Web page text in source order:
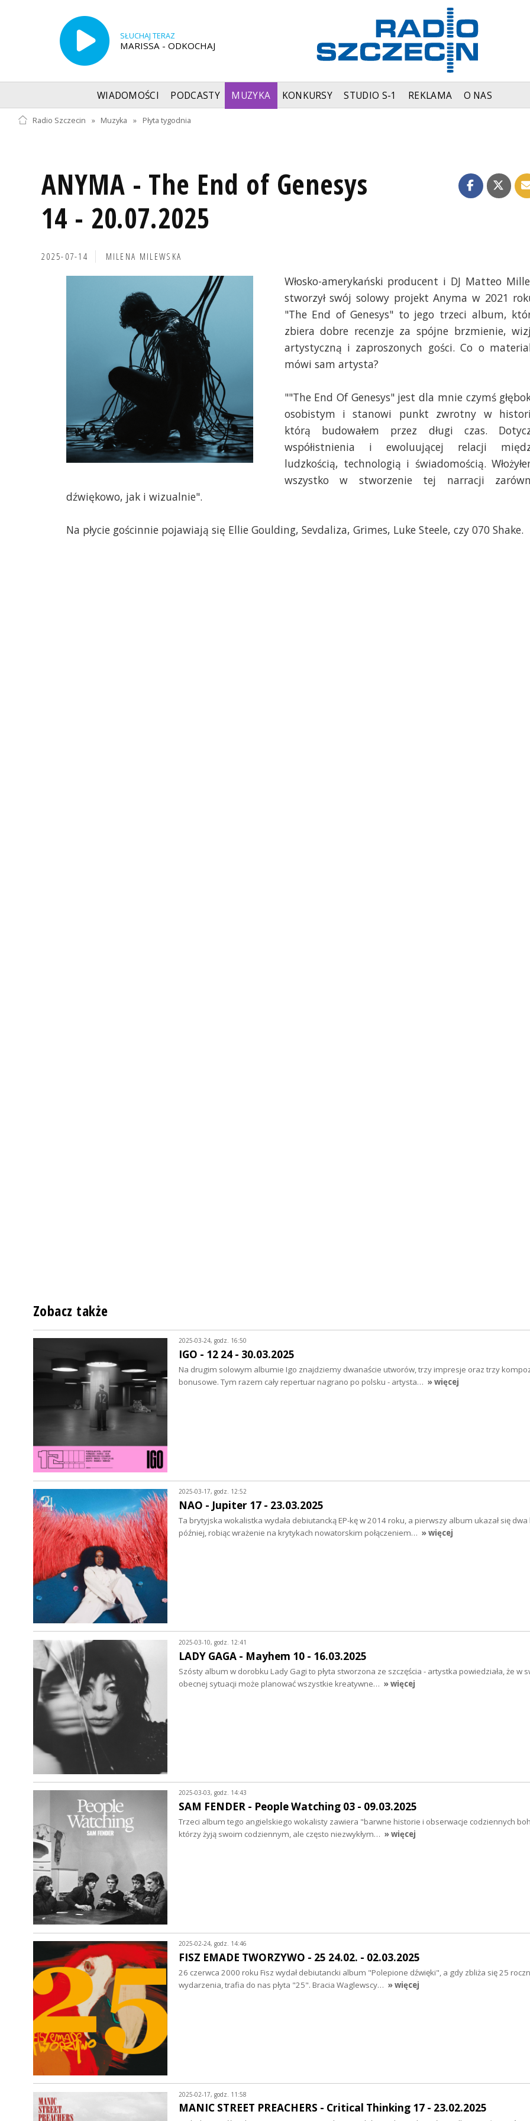
SŁUCHAJ TERAZ
MARISSA - ODKOCHAJ
WIADOMOŚCI PODCASTY MUZYKA KONKURSY STUDIO S-1 REKLAMA O NAS
Radio Szczecin » Muzyka » Płyta tygodnia
ANYMA - The End of Genesys
14 - 20.07.2025
2025-07-14 MILENA MILEWSKA
Włosko-amerykański producent i DJ Matteo
stworzył swój solowy projekt Anyma w 2021
"The End of Genesys" to jego trzeci album,
zbiera dobre recenzje za spójne brzmienie,
artystyczną i zaproszonych gości. Co o
mówi sam artysta?
""The End Of Genesys" jest dla mnie czymś
osobistym i stanowi punkt zwrotny w
którą budowałem przez długi czas.
współistnienia i ewoluującej relacji
ludzkością, technologią i świadomością.
wszystko w stworzenie tej narracji
dźwiękowo, jak i wizualnie".
Na płycie gościnnie pojawiają się Ellie Goulding, Sevdaliza, Grimes, Luke Steele, czy 070 Shake.
Zobacz także
2025-03-24, godz. 16:50
IGO - 12 24 - 30.03.2025
Na drugim solowym albumie Igo znajdziemy dwanaście utworów, trzy impresje oraz trzy
bonusowe. Tym razem cały repertuar nagrano po polsku - artysta… » więcej
2025-03-17, godz. 12:52
NAO - Jupiter 17 - 23.03.2025
Ta brytyjska wokalistka wydała debiutancką EP-kę w 2014 roku, a pierwszy album ukazał się dwa
później, robiąc wrażenie na krytykach nowatorskim połączeniem… » więcej
2025-03-10, godz. 12:41
LADY GAGA - Mayhem 10 - 16.03.2025
Szósty album w dorobku Lady Gagi to płyta stworzona ze szczęścia - artystka powiedziała, że w
obecnej sytuacji może planować wszystkie kreatywne… » więcej
2025-03-03, godz. 14:43
SAM FENDER - People Watching 03 - 09.03.2025
Trzeci album tego angielskiego wokalisty zawiera "barwne historie i obserwacje codziennych
którzy żyją swoim codziennym, ale często niezwykłym… » więcej
2025-02-24, godz. 14:46
FISZ EMADE TWORZYWO - 25 24.02. - 02.03.2025
26 czerwca 2000 roku Fisz wydał debiutancki album "Polepione dźwięki", a gdy zbliża się 25
wydarzenia, trafia do nas płyta "25". Bracia Waglewscy… » więcej
2025-02-17, godz. 11:58
MANIC STREET PREACHERS - Critical Thinking 17 - 23.02.2025